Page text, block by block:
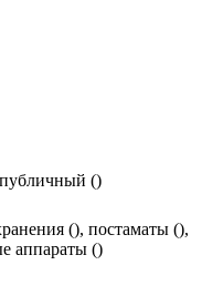
()
(), постаматы (),
аппараты ()